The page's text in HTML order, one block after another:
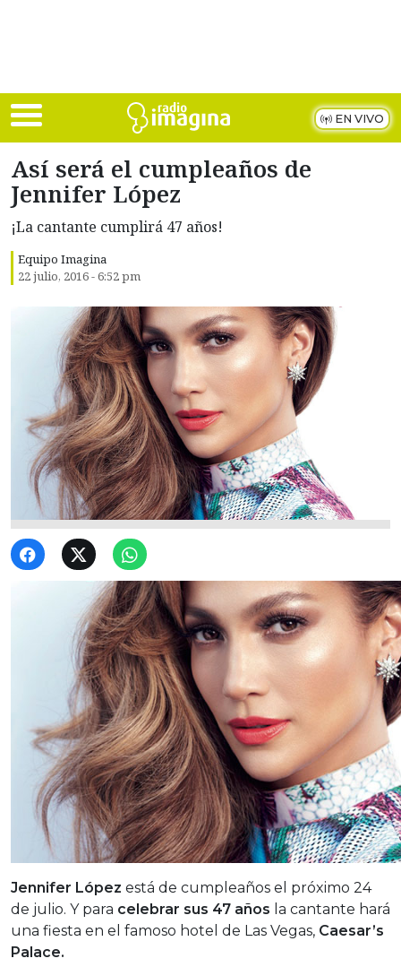
EN VIVO
Así será el cumpleaños de
Jennifer López
¡La cantante cumplirá 47 años!
Equipo Imagina
22 julio, 2016 - 6:52 pm
Jennifer López está de cumpleaños el próximo 24
de julio. Y para celebrar sus 47 años la cantante hará
una fiesta en el famoso hotel de Las Vegas, Caesar’s
Palace.